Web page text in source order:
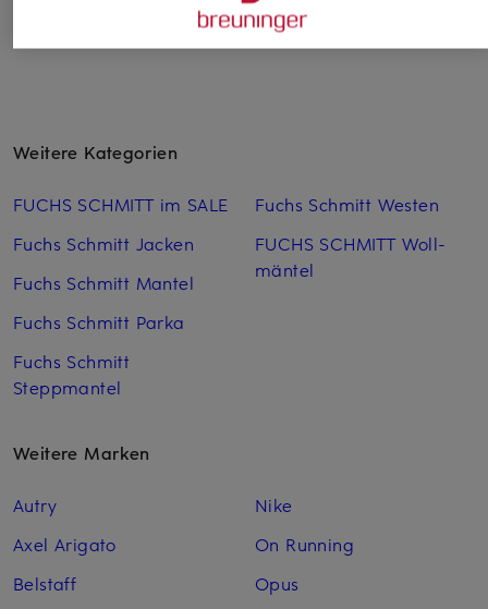
Weitere Kategorien
FUCHS SCHMITT im SALE
Fuchs Schmitt Jacken
Fuchs Schmitt Mantel
Fuchs Schmitt Parka
Fuchs Schmitt
Steppmantel
Fuchs Schmitt Westen
FUCHS SCHMITT Woll­
mäntel
Weitere Marken
Autry
Axel Arigato
Belstaff
Nike
On Running
Opus